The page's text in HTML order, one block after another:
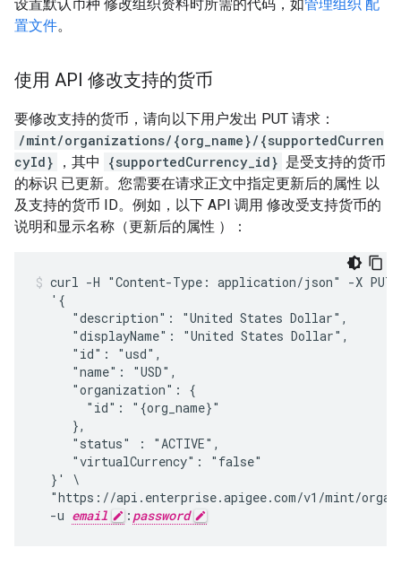
设置默认币种 修改组织资料时所需的代码，如管理组织 配
置文件。
使用 API 修改支持的货币
要修改支持的货币，请向以下用户发出 PUT 请求：
/mint/organizations/{org_name}/{supportedCurren
cyId}
，其中 {supportedCurrency_id} 是受支持的货币
的标识 已更新。您需要在请求正文中指定更新后的属性 以
及支持的货币 ID。例如，以下 API 调用 修改受支持货币的
说明和显示名称（更新后的属性 ）：
curl -H "Content-Type: application/json" -X
  '{
     "description": "United States Dollar",
     "displayName": "United States Dollar",
     "id": "usd",
     "name": "USD",
     "organization": {
       "id": "{org_name}"
     },
     "status" : "ACTIVE",
     "virtualCurrency": "false"
  }' \
"https://api.enterprise.apigee.com/v1/mint/
  -u
email : password